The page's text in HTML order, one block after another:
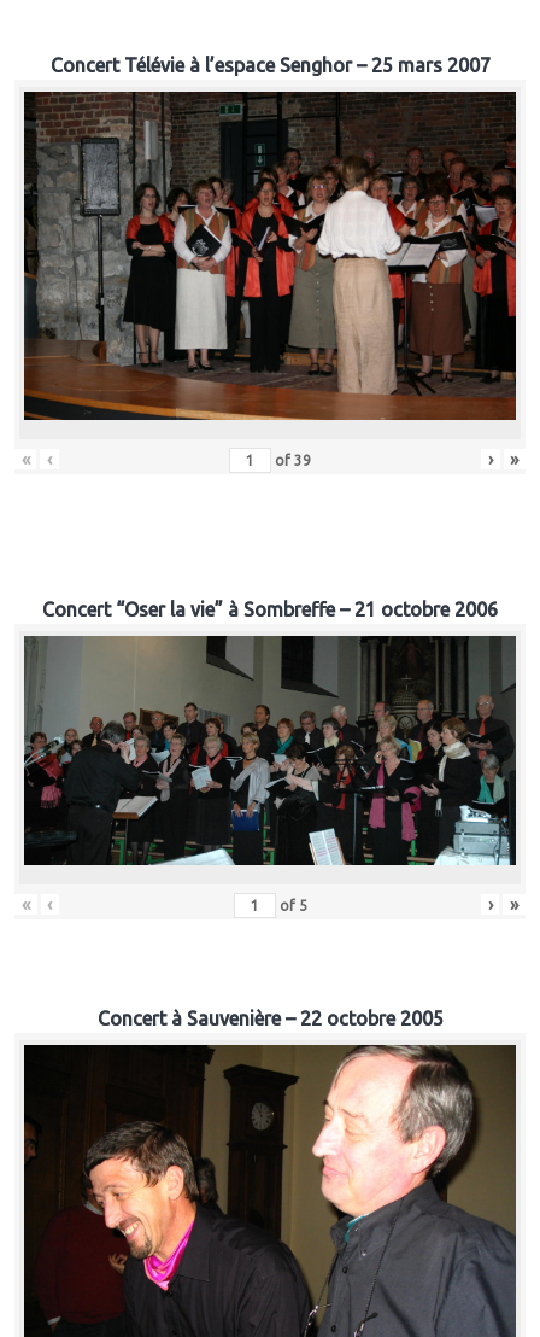
Concert Télévie à l’espace Senghor – 25 mars 2007
« ‹ of 39 › »
Concert “Oser la vie” à Sombreffe – 21 octobre 2006
« ‹ of 5 › »
Concert à Sauvenière – 22 octobre 2005